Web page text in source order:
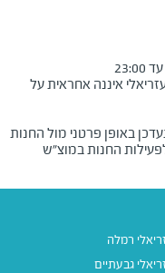
איננה אחראית על
באופן פרטני מול החנות
החנות במוצ"ש
רמלה
גבעתיים